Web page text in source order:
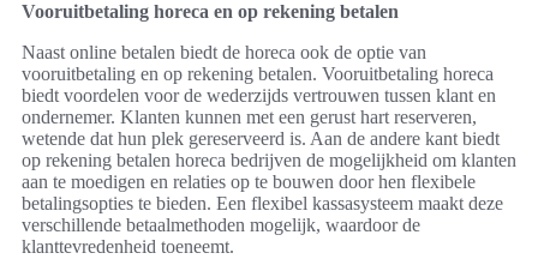
Vooruitbetaling horeca en op rekening betalen
Naast online betalen biedt de horeca ook de optie van
vooruitbetaling en op rekening betalen. Vooruitbetaling horeca
biedt voordelen voor de wederzijds vertrouwen tussen klant en
ondernemer. Klanten kunnen met een gerust hart reserveren,
wetende dat hun plek gereserveerd is. Aan de andere kant biedt
op rekening betalen horeca bedrijven de mogelijkheid om klanten
aan te moedigen en relaties op te bouwen door hen flexibele
betalingsopties te bieden. Een flexibel kassasysteem maakt deze
verschillende betaalmethoden mogelijk, waardoor de
klanttevredenheid toeneemt.